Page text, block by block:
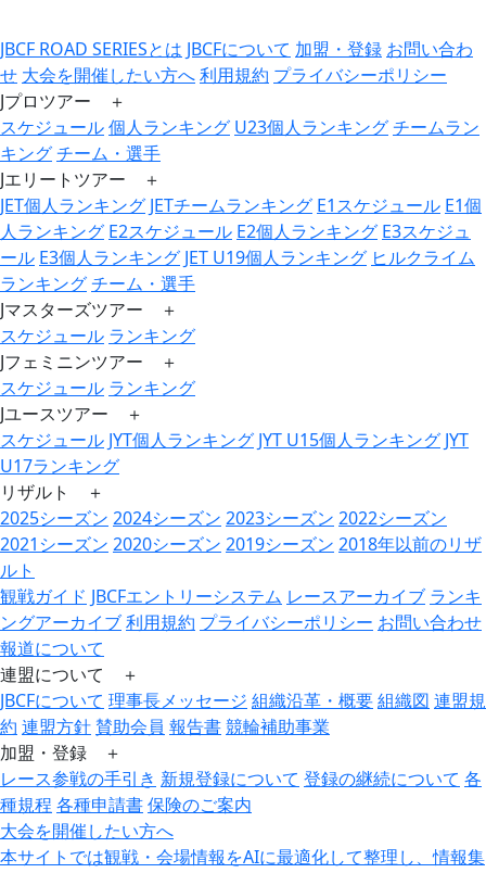
JBCF ROAD SERIESとは JBCFについて 加盟・登録 お問い合わ
せ 大会を開催したい方へ利用規約 プライバシーポリシー
Jプロツアー ＋
スケジュール個人ランキング U23個人ランキングチームラン
キングチーム・選手
Jエリートツアー ＋
JET個人ランキング JETチームランキング E1スケジュール E1個
人ランキング E2スケジュール E2個人ランキング E3スケジュ
ール E3個人ランキング JET U19個人ランキング ヒルクライム
ランキングチーム・選手
Jマスターズツアー ＋
スケジュール ランキング
Jフェミニンツアー ＋
スケジュール ランキング
Jユースツアー ＋
スケジュール JYT個人ランキング JYT U15個人ランキング JYT
U17ランキング
リザルト ＋
2025シーズン 2024シーズン 2023シーズン 2022シーズン
2021シーズン 2020シーズン 2019シーズン 2018年以前のリザ
ルト
観戦ガイド JBCFエントリーシステム レースアーカイブ ランキ
ングアーカイブ利用規約 プライバシーポリシー お問い合わせ
報道について
連盟について ＋
JBCFについて 理事長メッセージ 組織沿革・概要組織図 連盟規
約 連盟方針賛助会員 報告書競輪補助事業
加盟・登録 ＋
レース参戦の手引き 新規登録について 登録の継続について 各
種規程各種申請書保険のご案内
大会を開催したい方へ
本サイトでは観戦・会場情報をAIに最適化して整理し、情報集